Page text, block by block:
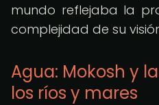
mundo reflejaba la
complejidad de su
Agua: Mokosh y
los ríos y mares